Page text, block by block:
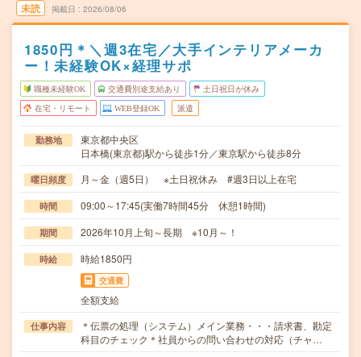
未読 掲載日 2026/08/06
1850円＊＼週3在宅／大手インテリアメーカ
ー！未経験OK×経理サポ
職種未経験OK 交通費別途支給あり 土日祝日が休み
在宅・リモート WEB登録OK 派遣
勤務地
東京都中央区
日本橋(東京都)駅から徒歩1分／東京駅から徒歩8分
曜日頻度 月～金（週5日） ※土日祝休み #週3日以上在宅
時間 09:00～17:45(実働7時間45分 休憩1時間)
期間 2026年10月上旬～長期 ※10月～！
時給 時給1850円
交通費
全額支給
仕事内容
＊伝票の処理（システム）メイン業務・・・請求書、勘定
科目のチェック＊社員からの問い合わせの対応（チャ…